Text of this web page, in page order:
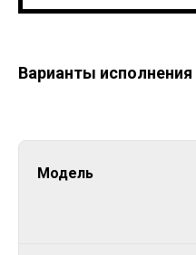
Варианты исполнения
Модель